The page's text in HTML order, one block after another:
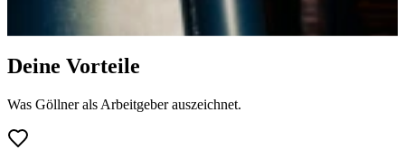
Deine Vorteile
Was Göllner als Arbeitgeber auszeichnet.